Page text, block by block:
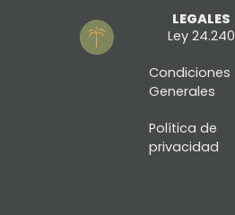
LEGALES
Ley 24.240
Condiciones
Generales
Política de
privacidad